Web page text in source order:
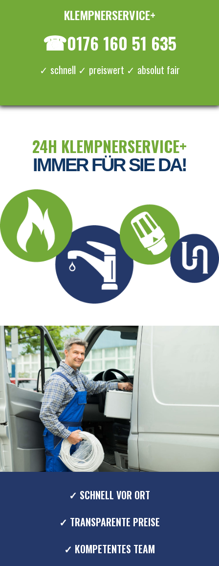
KLEMPNERSERVICE+
☎0176 160 51 635
✓ schnell ✓ preiswert ✓ absolut fair
24H KLEMPNERSERVICE+
IMMER FÜR SIE DA!
✓ SCHNELL VOR ORT
✓ TRANSPARENTE PREISE
✓ KOMPETENTES TEAM